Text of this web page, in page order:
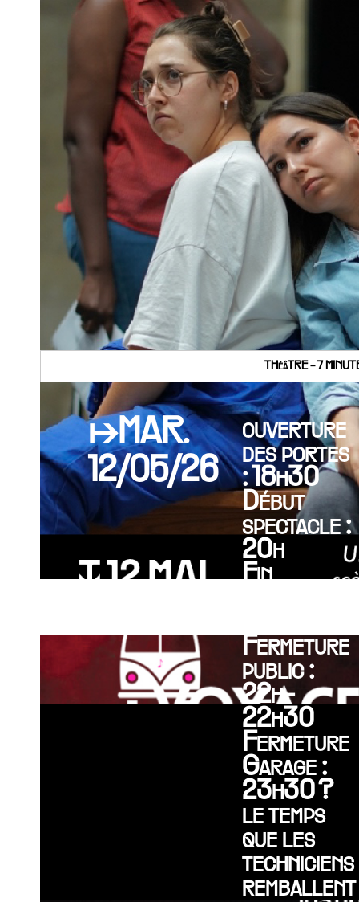
THéâTRE - 7
↦MAR.
12/05/26
ouverture
des portes
: 18h30
Début
spectacle :
20h
Fin
Fermeture
public :
22h-
22h30
Fermeture
Garage :
23h30 ?
le temps
que les
techniciens
remballent